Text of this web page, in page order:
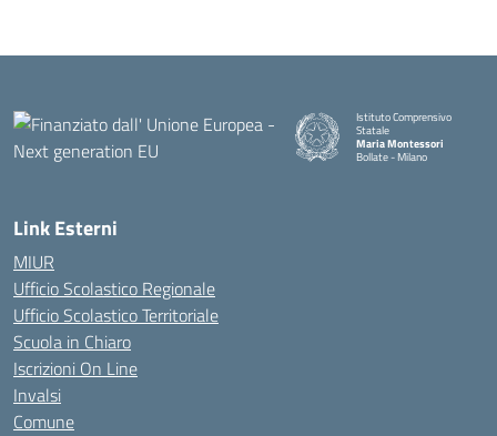
Istituto Comprensivo
Statale
Maria Montessori
Bollate - Milano
Link Esterni
MIUR
Ufficio Scolastico Regionale
Ufficio Scolastico Territoriale
Scuola in Chiaro
Iscrizioni On Line
Invalsi
Comune